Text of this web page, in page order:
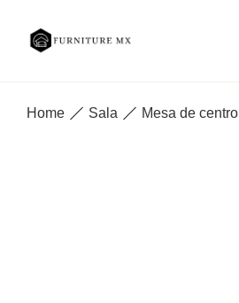
Home Sala Mesa de centro